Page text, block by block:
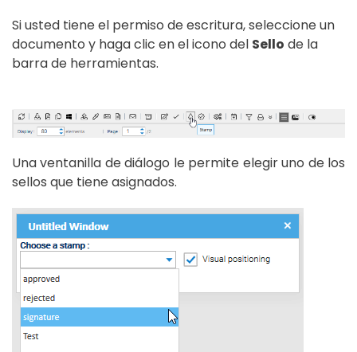
Si usted tiene el permiso de escritura, seleccione un
documento y haga clic en el icono del Sello de la
barra de herramientas.
Una ventanilla de diálogo le permite elegir uno de los
sellos que tiene asignados.